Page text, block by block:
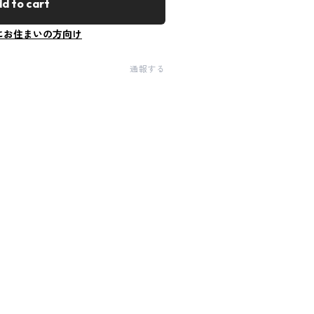
to cart
お住まいの方向け
通報する